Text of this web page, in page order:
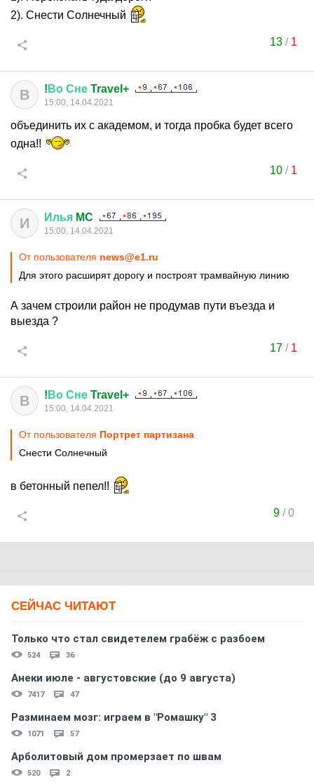
2). Снести Солнечный
13 / 1
В ! Во Сне Travel+
15:00, 14.04.2021
объединить их с академом, и тогда пробка будет всего
одна!!
10 / 1
И Илья MC
15:00, 14.04.2021
От пользователя news@e1.ru
Для этого расширят дорогу и построят трамвайную линию
А зачем строили район не продумав пути въезда и
выезда ?
17 / 1
В ! Во Сне Travel+
15:00, 14.04.2021
От пользователя Портрет партизана
Снести Солнечный
в бетонный пепел!!
9/0
СЕЙЧАС ЧИТАЮТ
Только что стал свидетелем грабёж с разбоем
524 36
Анеки июле - августовские (до 9 августа)
7417 47
Разминаем мозг: играем в "Ромашку" 3
1071 57
Арболитовый дом промерзает по швам
520 2